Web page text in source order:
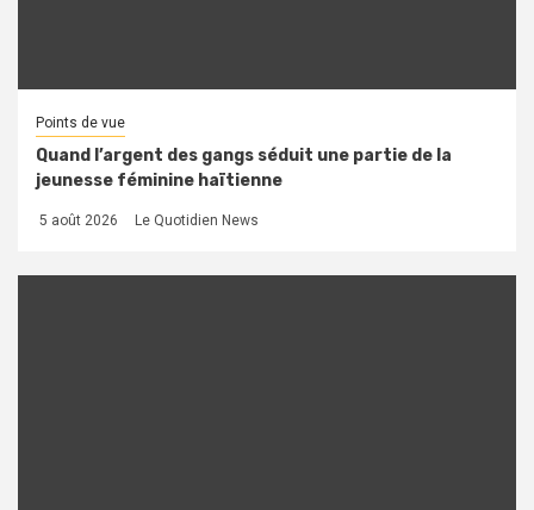
Points de vue
Quand l’argent des gangs séduit une partie de la
jeunesse féminine haïtienne
5 août 2026 Le Quotidien News